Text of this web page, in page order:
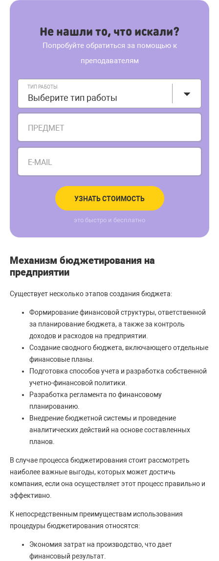
Не нашли то, что искали?
Попробуйте обратиться за помощью к
преподавателям
ТИП РАБОТЫ
Выберите тип работы
ПРЕДМЕТ
E-MAIL
УЗНАТЬ СТОИМОСТЬ
это быстро и бесплатно
Механизм бюджетирования на
предприятии
Существует несколько этапов создания бюджета:
Формирование финансовой структуры, ответственной
за планирование бюджета, а также за контроль
доходов и расходов на предприятии.
Создание сводного бюджета, включающего отдельные
финансовые планы.
Подготовка способов учета и разработка собственной
учетно-финансовой политики.
Разработка регламента по финансовому
планированию.
Внедрение бюджетной системы и проведение
аналитических действий на основе составленных
планов.
В случае процесса бюджетирования стоит рассмотреть
наиболее важные выгоды, которых может достичь
компания, если она осуществляет этот процесс правильно и
эффективно.
К непосредственным преимуществам использования
процедуры бюджетирования относятся:
Экономия затрат на производство, что дает
финансовый результат.